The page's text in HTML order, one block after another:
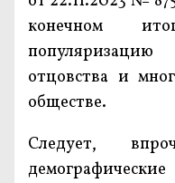
конечном
отцовства и
обществе.
Следует,